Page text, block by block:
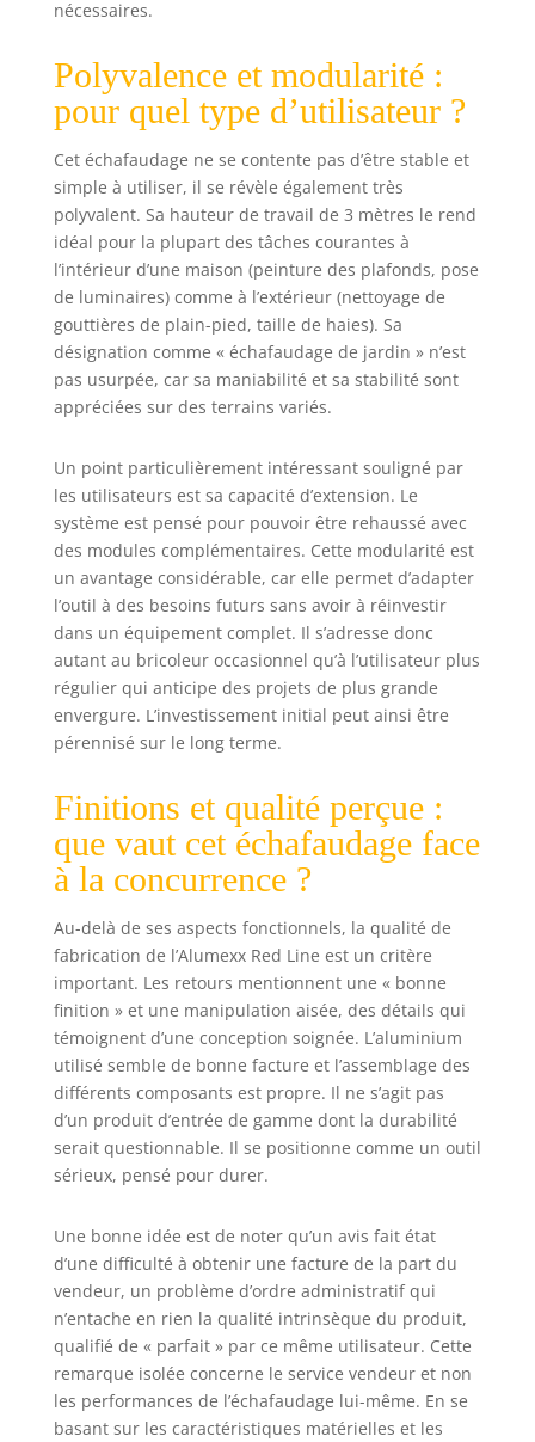
nécessaires.
Polyvalence et modularité :
pour quel type d’utilisateur ?
Cet échafaudage ne se contente pas d’être stable et
simple à utiliser, il se révèle également très
polyvalent. Sa hauteur de travail de 3 mètres le rend
idéal pour la plupart des tâches courantes à
l’intérieur d’une maison (peinture des plafonds, pose
de luminaires) comme à l’extérieur (nettoyage de
gouttières de plain-pied, taille de haies). Sa
désignation comme « échafaudage de jardin » n’est
pas usurpée, car sa maniabilité et sa stabilité sont
appréciées sur des terrains variés.
Un point particulièrement intéressant souligné par
les utilisateurs est sa capacité d’extension. Le
système est pensé pour pouvoir être rehaussé avec
des modules complémentaires. Cette modularité est
un avantage considérable, car elle permet d’adapter
l’outil à des besoins futurs sans avoir à réinvestir
dans un équipement complet. Il s’adresse donc
autant au bricoleur occasionnel qu’à l’utilisateur plus
régulier qui anticipe des projets de plus grande
envergure. L’investissement initial peut ainsi être
pérennisé sur le long terme.
Finitions et qualité perçue :
que vaut cet échafaudage face
à la concurrence ?
Au-delà de ses aspects fonctionnels, la qualité de
fabrication de l’Alumexx Red Line est un critère
important. Les retours mentionnent une « bonne
finition » et une manipulation aisée, des détails qui
témoignent d’une conception soignée. L’aluminium
utilisé semble de bonne facture et l’assemblage des
différents composants est propre. Il ne s’agit pas
d’un produit d’entrée de gamme dont la durabilité
serait questionnable. Il se positionne comme un outil
sérieux, pensé pour durer.
Une bonne idée est de noter qu’un avis fait état
d’une difficulté à obtenir une facture de la part du
vendeur, un problème d’ordre administratif qui
n’entache en rien la qualité intrinsèque du produit,
qualifié de « parfait » par ce même utilisateur. Cette
remarque isolée concerne le service vendeur et non
les performances de l’échafaudage lui-même. En se
basant sur les caractéristiques matérielles et les